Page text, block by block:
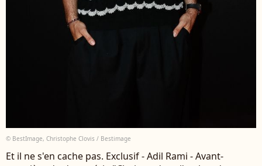
© BestImage, Christophe Clovis / Bestimage
Et il ne s'en cache pas. Exclusif - Adil Rami - Avant-